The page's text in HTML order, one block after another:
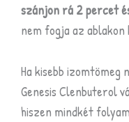
szánjon rá 2 percet
nem fogja az ablakon
Ha kisebb izomtömeg
Genesis Clenbuterol
hiszen mindkét